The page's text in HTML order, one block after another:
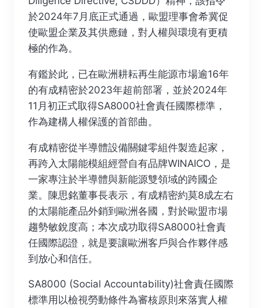
於2024年7月底正式通過，歐盟理事會希冀促
使歐盟企業及其供應鏈，對人權與環境有更積
極的作為。
有鑑於此，已在歐洲耕耘再生能源市場逾16年
的有成精密於2023年超前部署，並於2024年
11月初正式取得SA8000社會責任國際標準，
作為建構人權保護的首部曲。
有成精密從半導體設備關鍵零組件製造起家，
再跨入太陽能模組經營自有品牌WINAICO，是
一家專注於半導體與新能源雙領域的跨國企
業。陳思銘董事長表示，有成精密約莫8成左右
的太陽能產品外銷到歐洲各國，對於歐盟市場
趨勢敏銳度高；本次成功取得SA8000社會責
任國際認證，就是要讓歐洲客戶與合作夥伴感
到放心和信任。
SA8000 (Social Accountability)社會責任國際
標準用以檢視勞動條件為審核原則來落實人權